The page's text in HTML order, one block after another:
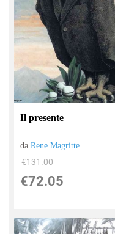
Il presente
daRene Magritte
€131.00
€72.05